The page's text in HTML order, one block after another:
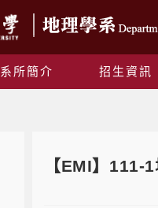
系所簡介 招生資訊
【EMI】111-